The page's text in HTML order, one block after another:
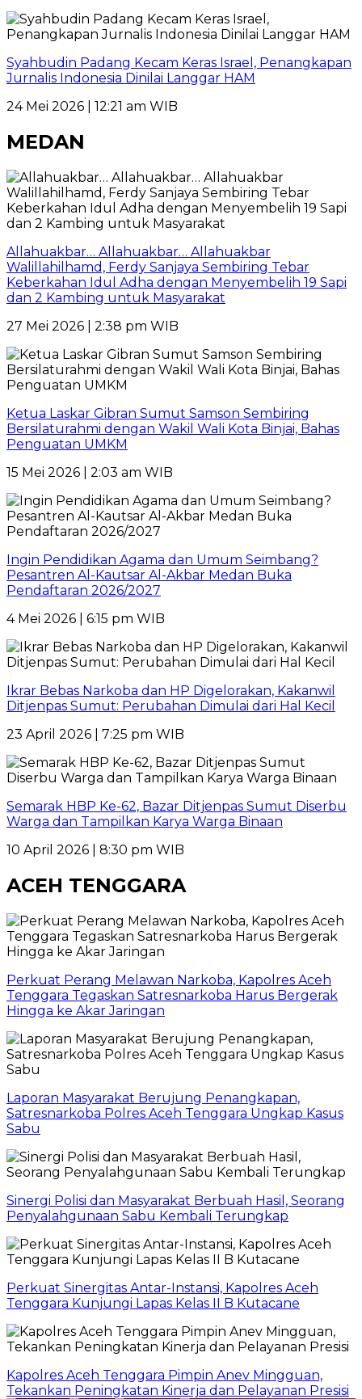
Syahbudin Padang Kecam Keras Israel, Penangkapan
Jurnalis Indonesia Dinilai Langgar HAM
24 Mei 2026 | 12:21 am WIB
MEDAN
Allahuakbar… Allahuakbar… Allahuakbar
Walillahilhamd, Ferdy Sanjaya Sembiring Tebar
Keberkahan Idul Adha dengan Menyembelih 19 Sapi
dan 2 Kambing untuk Masyarakat
27 Mei 2026 | 2:38 pm WIB
Ketua Laskar Gibran Sumut Samson Sembiring
Bersilaturahmi dengan Wakil Wali Kota Binjai, Bahas
Penguatan UMKM
15 Mei 2026 | 2:03 am WIB
Ingin Pendidikan Agama dan Umum Seimbang?
Pesantren Al-Kautsar Al-Akbar Medan Buka
Pendaftaran 2026/2027
4 Mei 2026 | 6:15 pm WIB
Ikrar Bebas Narkoba dan HP Digelorakan, Kakanwil
Ditjenpas Sumut: Perubahan Dimulai dari Hal Kecil
23 April 2026 | 7:25 pm WIB
Semarak HBP Ke-62, Bazar Ditjenpas Sumut Diserbu
Warga dan Tampilkan Karya Warga Binaan
10 April 2026 | 8:30 pm WIB
ACEH TENGGARA
Perkuat Perang Melawan Narkoba, Kapolres Aceh
Tenggara Tegaskan Satresnarkoba Harus Bergerak
Hingga ke Akar Jaringan
Laporan Masyarakat Berujung Penangkapan,
Satresnarkoba Polres Aceh Tenggara Ungkap Kasus
Sabu
Sinergi Polisi dan Masyarakat Berbuah Hasil, Seorang
Penyalahgunaan Sabu Kembali Terungkap
Perkuat Sinergitas Antar-Instansi, Kapolres Aceh
Tenggara Kunjungi Lapas Kelas II B Kutacane
Kapolres Aceh Tenggara Pimpin Anev Mingguan,
Tekankan Peningkatan Kinerja dan Pelayanan Presisi